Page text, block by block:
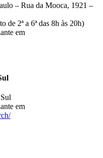
– Rua da Mooca, 1921 –
de 2ª a 6ª das 8h às 20h)
em
em